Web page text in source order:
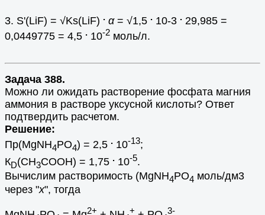
3. S'(LiF) = √Ks(LiF) . α= √1,5 . 10-3 . 29,985 =
0,0449775 = 4,5 . 10-2 моль/л.
Задача 388.
Можно ли ожидать растворение фосфата магния
аммония в растворе уксусной кислоты? Ответ
подтвердить расчетом.
Решение:
Пр(MgNH4PO4) = 2,5 . 10-13;
КD(CH3COOH) = 1,75 . 10-5.
Вычислим растворимость (MgNH4PO4 моль/дм3
через "х", тогда
2+ + 3-